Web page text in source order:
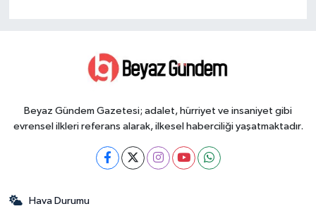
Beyaz Gündem Gazetesi; adalet, hürriyet ve insaniyet gibi
evrensel ilkleri referans alarak, ilkesel haberciliği yaşatmaktadır.
Hava Durumu